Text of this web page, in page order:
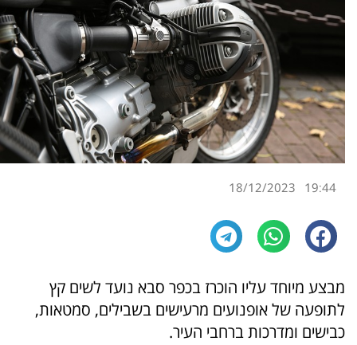
19:44
18/12/2023
מבצע מיוחד עליו הוכרז בכפר סבא נועד לשים קץ
לתופעה של אופנועים מרעישים בשבילים, סמטאות,
כבישים ומדרכות ברחבי העיר.